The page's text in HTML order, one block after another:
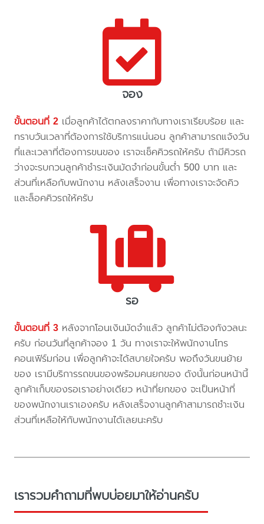
จอง
ขั้นตอนที่ 2 เมื่อลูกค้าได้ตกลงราคากับทางเราเรียบร้อย และ
ทราบวันเวลาที่ต้องการใช้บริการแน่นอน ลูกค้าสามารถแจ้งวัน
ที่และเวลาที่ต้องการขนของ เราจะเช็คคิวรถให้ครับ ถ้ามีคิวรถ
ว่างจะรบกวนลูกค้าชำระเงินมัดจำก่อนขั้นต่ำ 500 บาท และ
ส่วนที่เหลือกับพนักงาน หลังเสร็จงาน เพื่อทางเราจะจัดคิว
และล็อคคิวรถให้ครับ
รอ
ขั้นตอนที่ 3 หลังจากโอนเงินมัดจำแล้ว ลูกค้าไม่ต้องกังวลนะ
ครับ ก่อนวันที่ลูกค้าจอง 1 วัน ทางเราจะให้พนักงานโทร
คอนเฟิร์มก่อน เพื่อลูกค้าจะได้สบายใจครับ พอถึงวันขนย้าย
ของ เรามีบริการรถขนของพร้อมคนยกของ ดังนั้นก่อนหน้านี้
ลูกค้าเก็บของรอเราอย่างเดียว หน้าที่ยกของ จะเป็นหน้าที่
ของพนักงานเราเองครับ หลังเสร็จงานลูกค้าสามารถชำะเงิน
ส่วนที่เหลือให้กับพนักงานได้เลยนะครับ
เรารวมคำถามที่พบบ่อยมาให้อ่านครับ